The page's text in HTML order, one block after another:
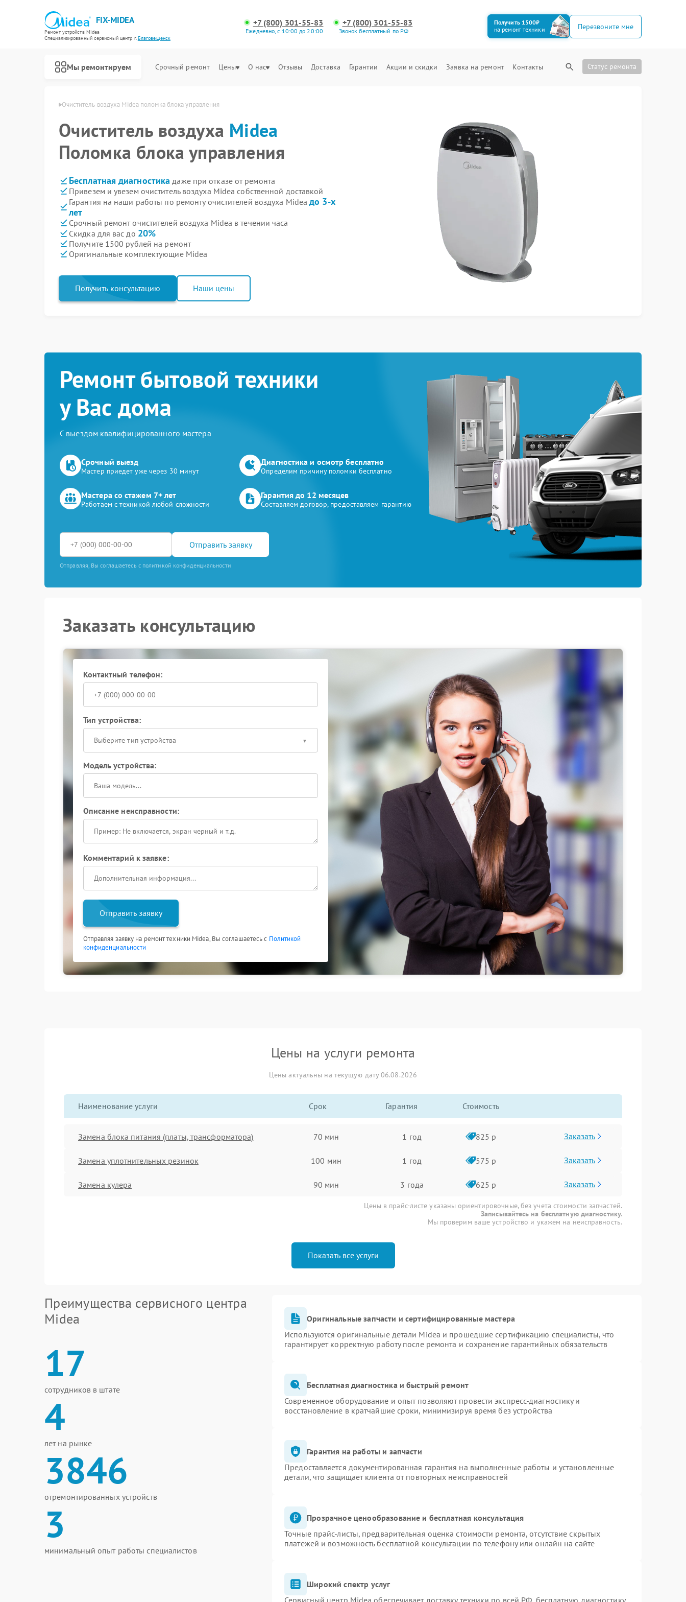
FIX-MIDEA
Ремонт устройств Midea
Специализированный cервисный центр г.Благовещенск
+7 (800) 301-55-83
Ежедневно, с 10:00 до 20:00
+7 (800) 301-55-83
Звонок бесплатный по РФ
Получить 1500₽
на ремонт техники
Перезвоните мне
Мы ремонтируем Срочный ремонт Цены О нас Отзывы Доставка Гарантии Акции и скидки Заявка на ремонт Контакты Статус ремонта
Очиститель воздуха Midea поломка блока управления
Очиститель воздуха Midea
Поломка блока управления
Бесплатная диагностика даже при отказе от ремонта
Привезем и увезем очиститель воздуха Midea собственной доставкой
Гарантия на наши работы по ремонту очистителей воздуха Mideaдо 3-х
лет
Срочный ремонт очистителей воздуха Midea в течении часа
Скидка для вас до 20%
Получите 1500 рублей на ремонт
Оригинальные комплектующие Midea
Получить консультацию Наши цены
Ремонт бытовой техники
у Вас дома
С выездом квалифицированного мастера
Срочный выезд
Мастер приедет уже через 30 минут
Диагностика и осмотр бесплатно
Определим причину поломки бесплатно
Мастера со стажем 7+ лет
Работаем с техникой любой сложности
Гарантия до 12 месяцев
Составляем договор, предоставляем гарантию
Отправить заявку
Отправляя, Вы соглашаетесь с политикой конфиденциальности
Заказать консультацию
Контактный телефон:
Тип устройства:
Выберите тип устройства
Модель устройства:
Описание неисправности:
Комментарий к заявке:
Отправить заявку
Отправляя заявку на ремонт техники Midea, Вы соглашаетесь с Политикой
конфиденциальности
Цены на услуги ремонта
Цены актуальны на текущую дату 06.08.2026
Наименование услуги Срок Гарантия Стоимость
Замена блока питания (платы, трансформатора) 70 мин 1 год 825 р Заказать
Замена уплотнительных резинок 100 мин 1 год 575 р Заказать
Замена кулера 90 мин 3 года 625 р Заказать
Цены в прайс-листе указаны ориентировочные, без учета стоимости запчастей.
Записывайтесь на бесплатную диагностику.
Мы проверим ваше устройство и укажем на неисправность.
Показать все услуги
Преимущества сервисного центра
Midea
17
сотрудников в штате
4
лет на рынке
3846
отремонтированных устройств
3
минимальный опыт работы специалистов
Оригинальные запчасти и сертифицированные мастера
Используются оригинальные детали Midea и прошедшие сертификацию специалисты, что
гарантирует корректную работу после ремонта и сохранение гарантийных обязательств
Бесплатная диагностика и быстрый ремонт
Современное оборудование и опыт позволяют провести экспресс-диагностику и
восстановление в кратчайшие сроки, минимизируя время без устройства
Гарантия на работы и запчасти
Предоставляется документированная гарантия на выполненные работы и установленные
детали, что защищает клиента от повторных неисправностей
Прозрачное ценообразование и бесплатная консультация
Точные прайс-листы, предварительная оценка стоимости ремонта, отсутствие скрытых
платежей и возможность бесплатной консультации по телефону или онлайн на сайте
Широкий спектр услуг
Сервисный центр Midea обеспечивает доставку техники по всей РФ, бесплатную диагностику